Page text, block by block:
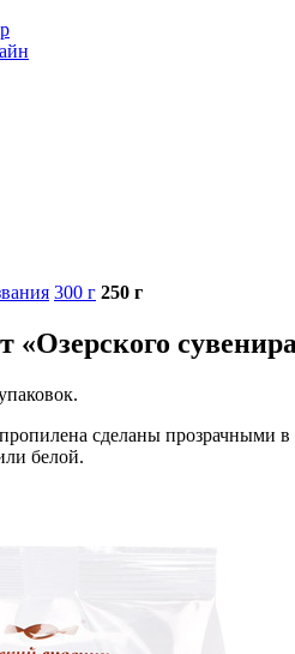
300 г 250 г
«Озерского
сделаны прозрачными
белой.